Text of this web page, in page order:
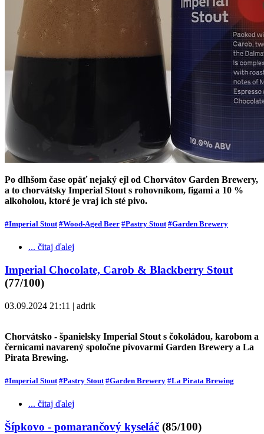
Po dlhšom čase opäť nejaký ejl od Chorvátov Garden Brewery,
a to chorvátsky Imperial Stout s rohovníkom, figami a 10 %
alkoholou, ktoré je vraj ich sté pivo.
#Imperial Stout #Wood-Aged Beer #Pastry Stout #Garden Brewery
... čitaj ďalej
Imperial Chocolate, Carob & Blackberry Stout
(77/100)
03.09.2024 21:11 | adrik
Chorvátsko - španielsky Imperial Stout s čokoládou, karobom a
černicami navarený spoločne pivovarmi Garden Brewery a La
Pirata Brewing.
#Imperial Stout #Pastry Stout #Garden Brewery #La Pirata Brewing
... čitaj ďalej
Šípkovo - pomarančový kyseláč (85/100)